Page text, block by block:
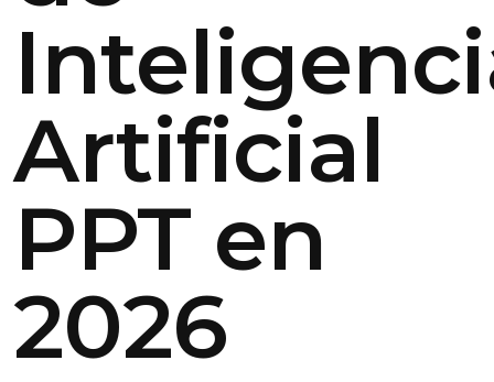
Artificial
PPT en
2026